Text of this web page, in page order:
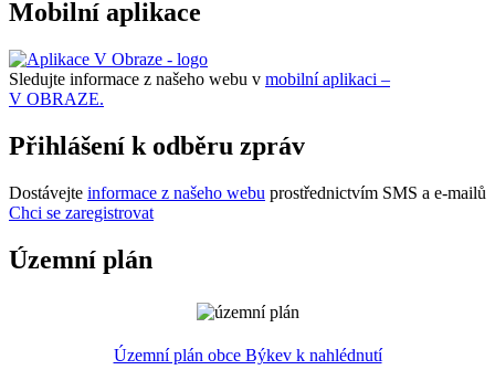
Mobilní aplikace
Sledujte informace z našeho webu v mobilní aplikaci –
V OBRAZE.
Přihlášení k odběru zpráv
Dostávejte informace z našeho webu prostřednictvím SMS a e-mailů
Chci se zaregistrovat
Územní plán
Územní plán obce Býkev k nahlédnutí